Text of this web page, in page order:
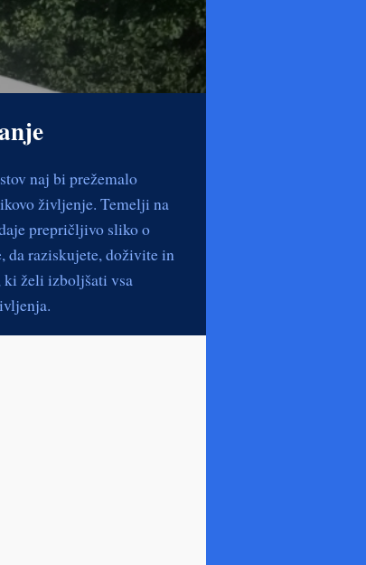
naj bi prežemalo
življenje. Temelji na
prepričljivo sliko o
da raziskujete, doživite in
ki želi izboljšati vsa